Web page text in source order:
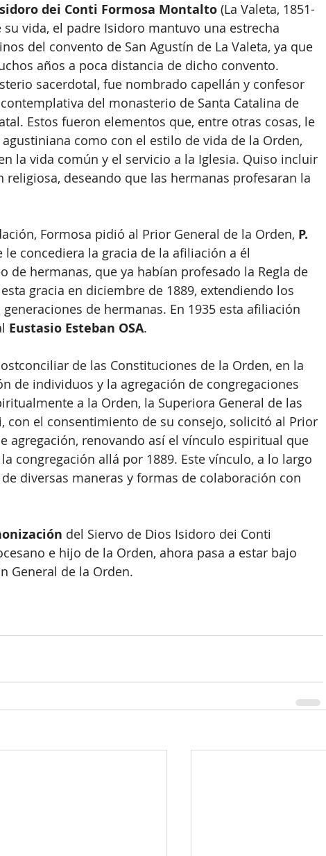
dei Conti Formosa Montalto (La Valeta, 1851-
su vida, el padre Isidoro mantuvo una estrecha
del convento de San Agustín de La Valeta, ya que
años a poca distancia de dicho convento.
sacerdotal, fue nombrado capellán y confesor
del monasterio de Santa Catalina de
Estos fueron elementos que, entre otras cosas, le
como con el estilo de vida de la Orden,
la vida común y el servicio a la Iglesia. Quiso incluir
deseando que las hermanas profesaran la
Formosa pidió al Prior General de la Orden, P.
le concediera la gracia de la afiliación a él
de hermanas, que ya habían profesado la Regla de
gracia en diciembre de 1889, extendiendo los
de hermanas. En 1935 esta afiliación
Eustasio Esteban OSA.
de las Constituciones de la Orden, en la
de individuos y la agregación de congregaciones
a la Orden, la Superiora General de las
con el consentimiento de su consejo, solicitó al Prior
agregación, renovando así el vínculo espiritual que
congregación allá por 1889. Este vínculo, a lo largo
diversas maneras y formas de colaboración con
del Siervo de Dios Isidoro dei Conti
e hijo de la Orden, ahora pasa a estar bajo
General de la Orden.